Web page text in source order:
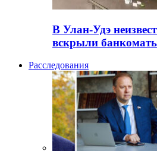
В Улан-Удэ
вскрыли
Расследования